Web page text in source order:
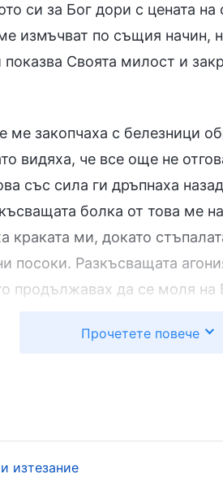
си за Бог дори с цената
измъчват по същия начин,
показва Своята милост и
ме закопчаха с белезници
видяха, че все още не
със сила ги дръпнаха
болка от това ме
ми, докато
посоки. Разкъсващата
продължавах да се моля
и жестоки методи на
един химн от Божиите
В изпитанията е нужна
за хората е
Прочетете повече
изтезание